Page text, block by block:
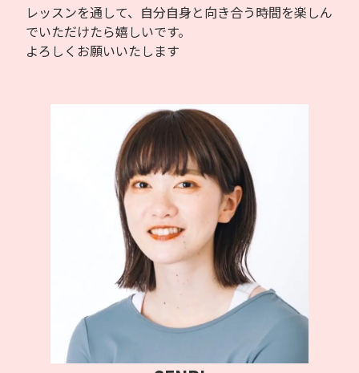
レッスンを通して、自分自身と向き合う時間を楽しん
でいただけたら嬉しいです。
よろしくお願いいたします